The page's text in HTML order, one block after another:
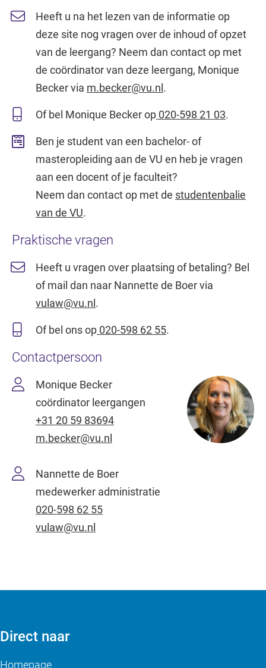
Heeft u na het lezen van de informatie op
deze site nog vragen over de inhoud of opzet
van de leergang? Neem dan contact op met
de coördinator van deze leergang, Monique
Becker via m.becker@vu.nl .
Of bel Monique Becker op 020-598 21 03.
Ben je student van een bachelor- of
masteropleiding aan de VU en heb je vragen
aan een docent of je faculteit?
Neem dan contact op met de studentenbalie
van de VU.
Praktische vragen
Heeft u vragen over plaatsing of betaling? Bel
of mail dan naar Nannette de Boer via
vulaw@vu.nl .
Of bel ons op 020-598 62 55.
Contactpersoon
Monique Becker
coördinator leergangen
+31 20 59 83694
m.becker@vu.nl
Nannette de Boer
medewerker administratie
020-598 62 55
vulaw@vu.nl
Direct naar
Homepage